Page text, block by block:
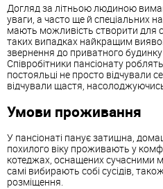
Догляд за літньою людиною
уваги, а часто ще й спеціальних
мають можливість створити для
таких випадках найкращим
звернення до приватного
Співробітники пансіонату
постояльці не просто відчували
відчували щастя,
Умови проживання
У пансіонаті панує затишна,
похилого віку проживають у
котеджах, оснащених сучасними
самі вибирають собі сусідів,
розміщення.